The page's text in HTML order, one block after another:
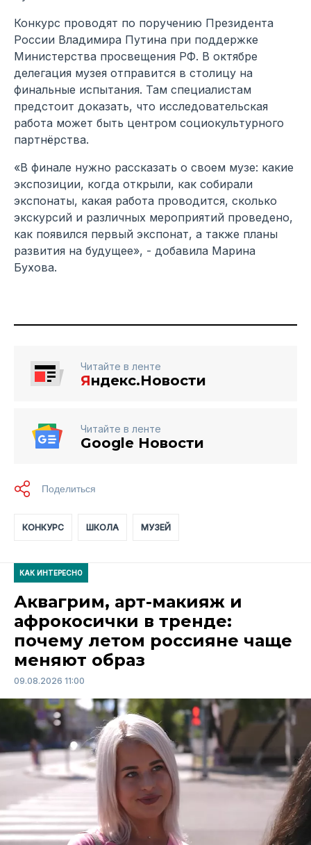
Конкурс проводят по поручению Президента
России Владимира Путина при поддержке
Министерства просвещения РФ. В октябре
делегация музея отправится в столицу на
финальные испытания. Там специалистам
предстоит доказать, что исследовательская
работа может быть центром социокультурного
партнёрства.
«В финале нужно рассказать о своем музе: какие
экспозиции, когда открыли, как собирали
экспонаты, какая работа проводится, сколько
экскурсий и различных мероприятий проведено,
как появился первый экспонат, а также планы
развития на будущее», - добавила Марина
Бухова.
Читайте в ленте
Яндекс.Новости
Читайте в ленте
Google Новости
КОНКУРС ШКОЛА МУЗЕЙ
КАК ИНТЕРЕСНО
Аквагрим, арт-макияж и
афрокосички в тренде:
почему летом россияне чаще
меняют образ
09.08.2026 11:00